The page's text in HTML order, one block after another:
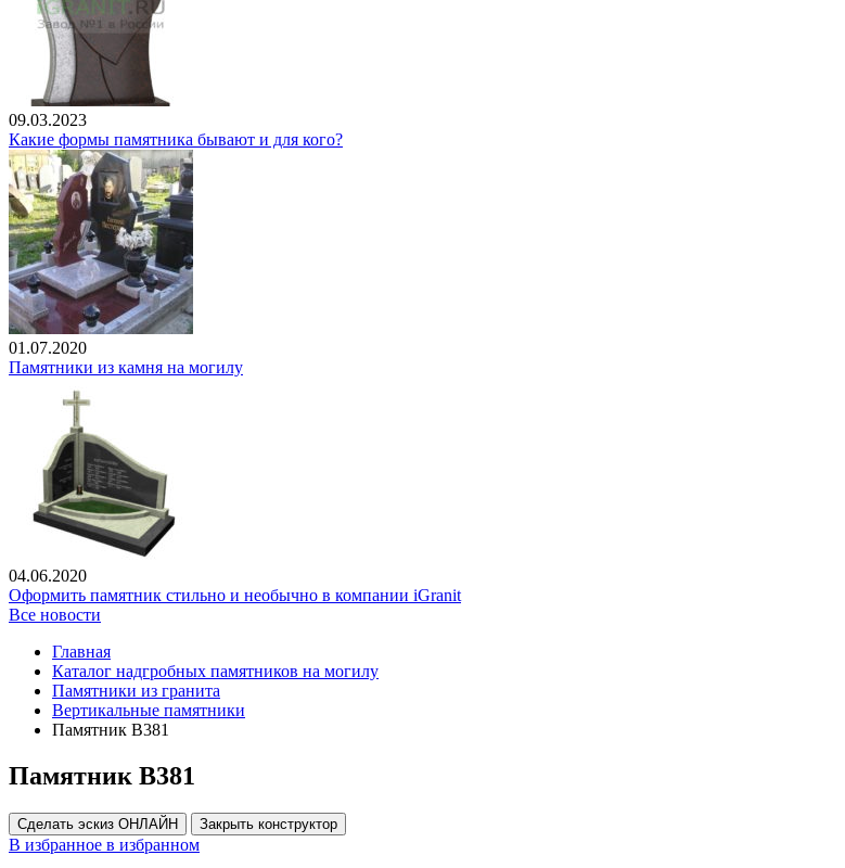
09.03.2023
Какие формы памятника бывают и для кого?
01.07.2020
Памятники из камня на могилу
04.06.2020
Оформить памятник стильно и необычно в компании iGranit
Все новости
Главная
Каталог надгробных памятников на могилу
Памятники из гранита
Вертикальные памятники
Памятник В381
Памятник В381
Сделать эскиз ОНЛАЙН Закрыть конструктор
В избранное в избранном